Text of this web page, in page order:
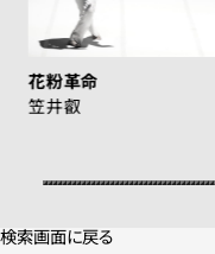
花粉革命
笠井叡
検索画面に戻る